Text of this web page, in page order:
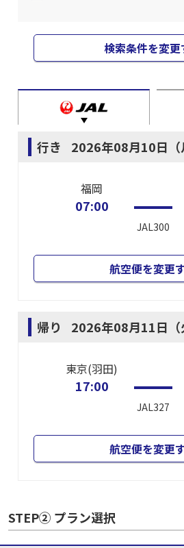
検索条件を変更
行き 2026年08月10日（
福岡
07:00
JAL300
航空便を変更
帰り 2026年08月11日（
東京(羽田)
17:00
JAL327
航空便を変更
STEP② プラン選択